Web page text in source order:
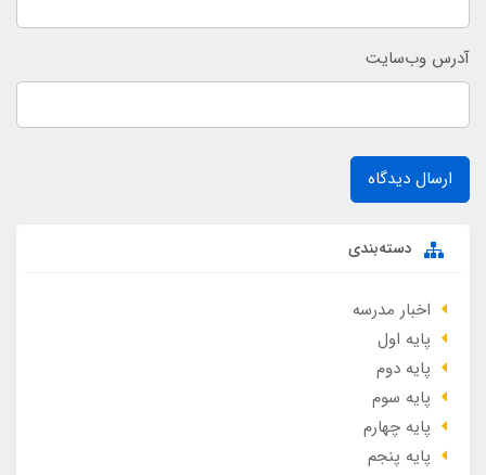
آدرس وب‌سایت
ارسال دیدگاه
دسته‌بندی
اخبار مدرسه
پایه اول
پایه دوم
پایه سوم
پایه چهارم
پایه پنجم